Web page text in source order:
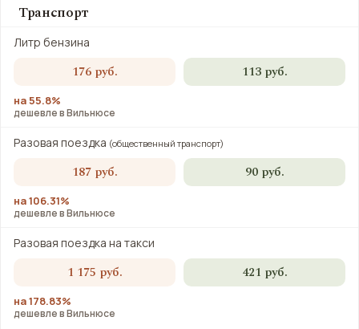
Транспорт
Литр бензина
176 руб. 113 руб.
на 55.8%
дешевле в Вильнюсе
Разовая поездка (общественный транспорт)
187 руб. 90 руб.
на 106.31%
дешевле в Вильнюсе
Разовая поездка на такси
1 175 руб. 421 руб.
на 178.83%
дешевле в Вильнюсе